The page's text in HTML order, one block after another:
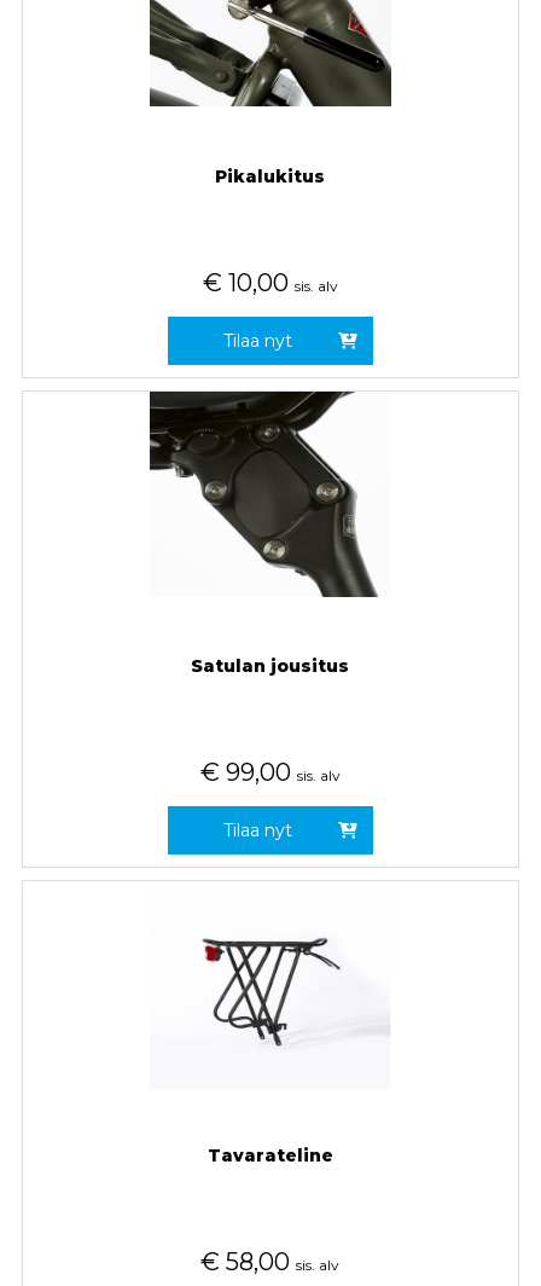
Pikalukitus
€ 10,00 sis. alv
Tilaa nyt
Satulan jousitus
€ 99,00 sis. alv
Tilaa nyt
Tavarateline
€ 58,00 sis. alv